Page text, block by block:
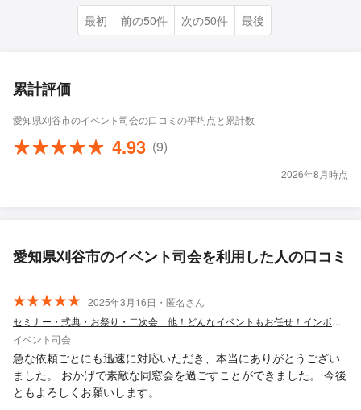
最初 前の50件 次の50件 最後
累計評価
愛知県刈谷市のイベント司会の口コミの平均点と累計数
4.93 (9)
2026年8月時点
愛知県刈谷市のイベント司会を利用した人の口コミ
2025年3月16日・匿名さん
セミナー・式典・お祭り・二次会 他！どんなイベントもお任せ！インボイス対応
イベント司会
急な依頼ごとにも迅速に対応いただき、本当にありがとうござい
ました。 おかげで素敵な同窓会を過ごすことができました。 今後
ともよろしくお願いします。